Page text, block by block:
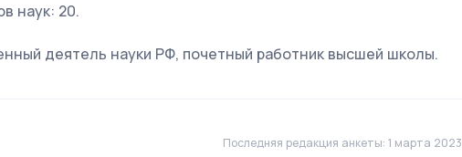
наук: 20.
деятель науки РФ, почетный работник высшей школы.
Последняя редакция анкеты: 1 марта 2023